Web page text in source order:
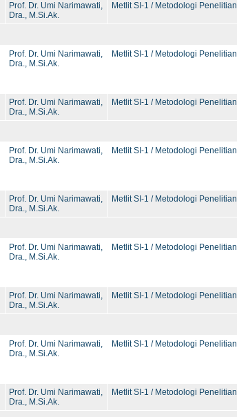
Prof. Dr. Umi Narimawati,
Dra., M.Si.Ak.
Metlit SI-1 / Metodologi Penelitian
Prof. Dr. Umi Narimawati,
Dra., M.Si.Ak.
Metlit SI-1 / Metodologi Penelitian
Prof. Dr. Umi Narimawati,
Dra., M.Si.Ak.
Metlit SI-1 / Metodologi Penelitian
Prof. Dr. Umi Narimawati,
Dra., M.Si.Ak.
Metlit SI-1 / Metodologi Penelitian
Prof. Dr. Umi Narimawati,
Dra., M.Si.Ak.
Metlit SI-1 / Metodologi Penelitian
Prof. Dr. Umi Narimawati,
Dra., M.Si.Ak.
Metlit SI-1 / Metodologi Penelitian
Prof. Dr. Umi Narimawati,
Dra., M.Si.Ak.
Metlit SI-1 / Metodologi Penelitian
Prof. Dr. Umi Narimawati,
Dra., M.Si.Ak.
Metlit SI-1 / Metodologi Penelitian
Prof. Dr. Umi Narimawati,
Dra., M.Si.Ak.
Metlit SI-1 / Metodologi Penelitian